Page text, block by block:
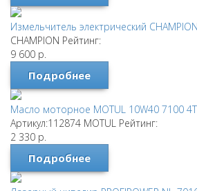
Измельчитель электрический
CHAMPION Рейтинг:
9 600 р.
Подробнее
Масло моторное MOTUL 10W40 7100
Артикул:112874 MOTUL Рейтинг:
2 330 р.
Подробнее